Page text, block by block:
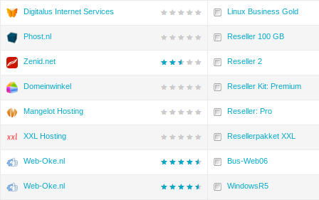
Digitalus Internet Services Linux Business Gold
Phost.nl Reseller 100 GB
Zenid.net Reseller 2
Domeinwinkel Reseller Kit: Premium
Mangelot Hosting Reseller: Pro
XXL Hosting Resellerpakket XXL
Web-Oke.nl Bus-Web06
Web-Oke.nl WindowsR5